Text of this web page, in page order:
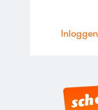
Inloggen